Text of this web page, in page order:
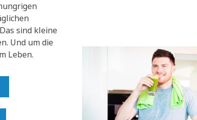
sind kleine
Und um die
Leben.